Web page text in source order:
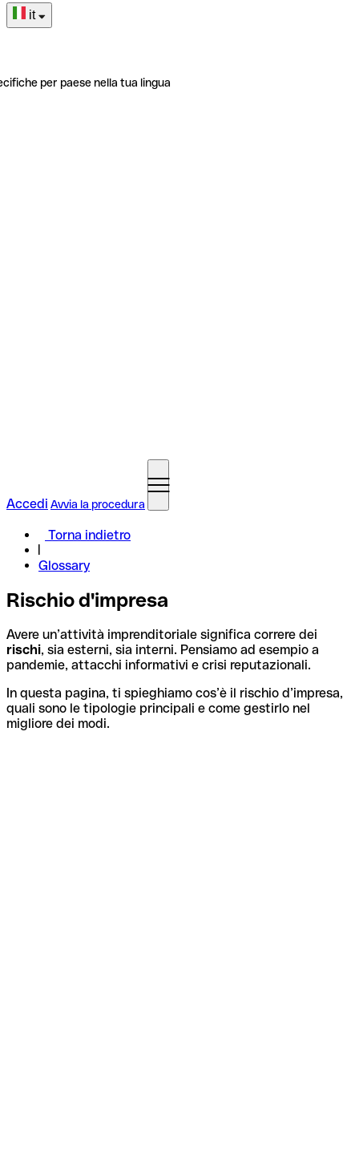
it
per paese nella tua lingua
Accedi Avvia la procedura
Torna indietro
Glossary
Rischio d'impresa
Avere un’attività imprenditoriale significa correre dei
rischi, sia esterni, sia interni. Pensiamo ad esempio a
pandemie, attacchi informativi e crisi reputazionali.
In questa pagina, ti spieghiamo cos’è il rischio d’impresa,
quali sono le tipologie principali e come gestirlo nel
migliore dei modi.